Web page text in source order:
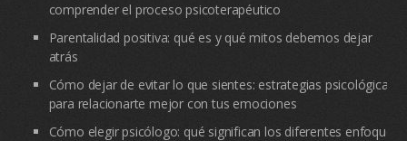
comprender el proceso psicoterapéutico
Parentalidad positiva: qué es y qué mitos debemos dejar
atrás
Cómo dejar de evitar lo que sientes: estrategias psicológicas
para relacionarte mejor con tus emociones
Cómo elegir psicólogo: qué significan los diferentes enfoques